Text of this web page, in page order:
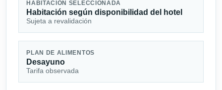
HABITACIÓN SELECCIONADA
Habitación según disponibilidad del hotel
Sujeta a revalidación
PLAN DE ALIMENTOS
Desayuno
Tarifa observada